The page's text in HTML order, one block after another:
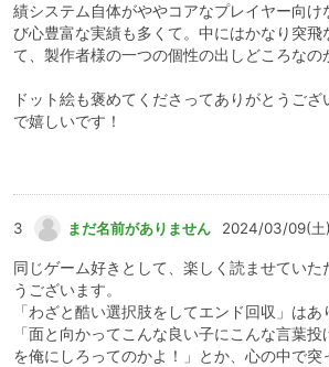
績システム自体がややコアなプレイヤー向け
び心豊富な実績も多くて。中にはかなり突飛
て、製作者様の一つの個性の出しどころなの
ドット絵も褒めてくださってありがとうご
で嬉しいです！
3 まだ名前がありません 2024/03/09(土
同じゲーム好きとして、楽しく読ませていた
うございます。
「わざと酷い選択肢をしてエンド回収」はあ
「面と向かってこんな良い子にこんな言葉
を俺にしろってのかよ！」とか、心の中で突